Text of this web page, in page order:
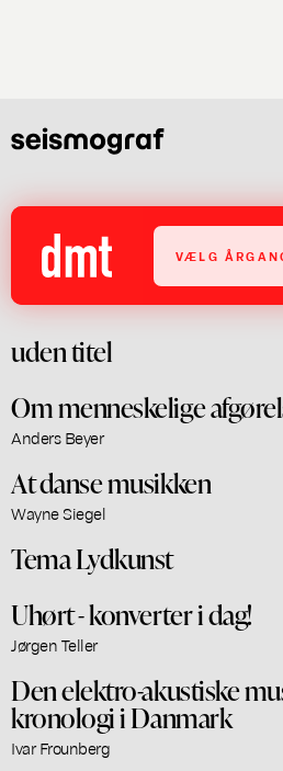
VÆLG
uden titel
Om menneskelige
Anders Beyer
At danse musikken
Wayne Siegel
Tema Lydkunst
Uhørt - konverter i dag!
Jørgen Teller
Den elektro-akustiske
kronologi i Danmark
Ivar Frounberg